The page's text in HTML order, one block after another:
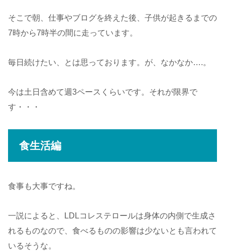
そこで朝、仕事やブログを終えた後、子供が起きるまでの
7時から7時半の間に走っています。
毎日続けたい、とは思っております。が、なかなか….。
今は土日含めて週3ペースくらいです。それが限界で
す・・・
食生活編
食事も大事ですね。
一説によると、LDLコレステロールは身体の内側で生成さ
れるものなので、食べるものの影響は少ないとも言われて
いるそうな。